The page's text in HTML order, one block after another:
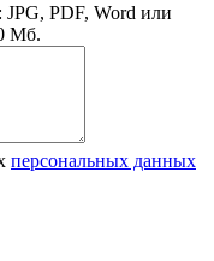
PDF, Word или
Мб.
персональных данных